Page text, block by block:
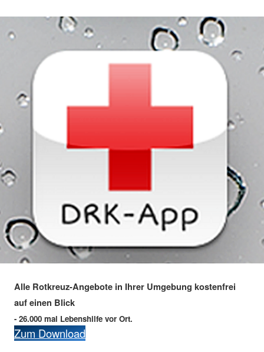
Alle Rotkreuz-Angebote in Ihrer Umgebung kostenfrei
auf einen Blick
- 26.000 mal Lebenshilfe vor Ort.
Zum Download